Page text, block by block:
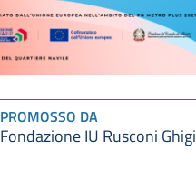
PROMOSSO DA
Fondazione IU Rusconi Ghigi